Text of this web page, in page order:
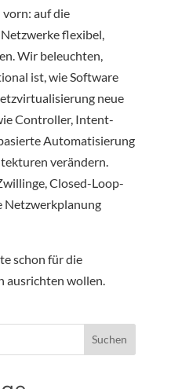
auf die
flexibel,
Wir beleuchten,
ist, wie Software
neue
Controller, Intent-
Automatisierung
verändern.
Closed-Loop-
Netzwerkplanung
schon für die
ausrichten wollen.
Suchen